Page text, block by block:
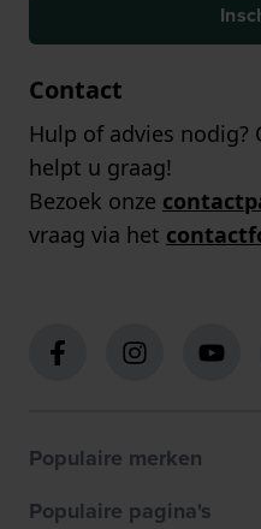
Contact
Hulp of advies nodig?
helpt u graag!
Bezoek onze
vraag via het
Populaire merken
Populaire pagina's